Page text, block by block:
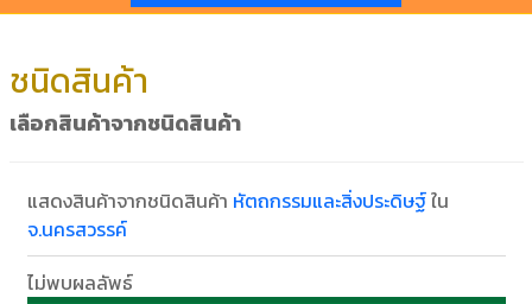
ชนิดสินค้า
เลือกสินค้าจากชนิดสินค้า
แสดงสินค้าจากชนิดสินค้า หัตถกรรมและสิ่งประดิษฐ์ใน
จ.นครสวรรค์
ไม่พบผลลัพธ์